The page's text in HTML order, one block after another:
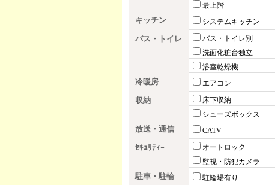
最上階
キッチン システムキッチン
バス・トイレ バス・トイレ別
洗面化粧台独立
浴室乾燥機
冷暖房 エアコン
収納 床下収納
シューズボックス
放送・通信 CATV
ｾｷｭﾘﾃｨｰ オートロック
監視・防犯カメラ
駐車・駐輪 駐輪場有り